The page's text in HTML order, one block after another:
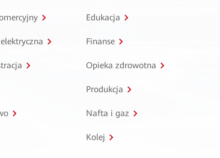
Edukacja
Finanse
Opieka zdrowotna
Produkcja
Nafta i gaz
Kolej